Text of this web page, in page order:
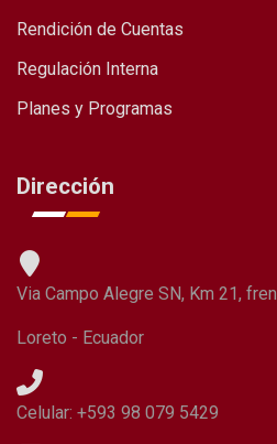
Rendición de Cuentas
Regulación Interna
Planes y Programas
Dirección
Via Campo Alegre SN, Km 21,
Loreto - Ecuador
Celular: +593 98 079 5429